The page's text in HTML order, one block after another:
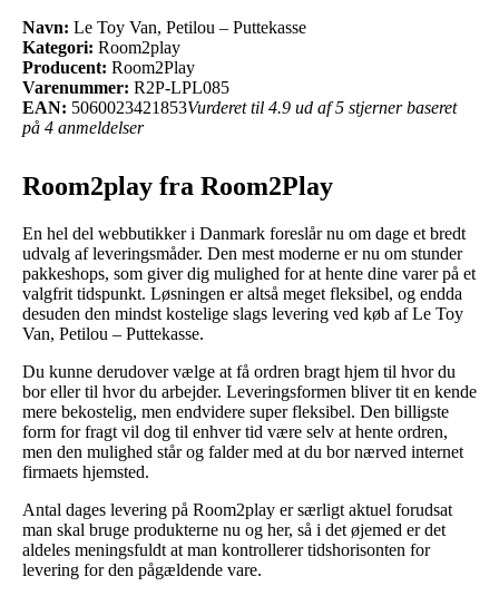
Navn: Le Toy Van, Petilou – Puttekasse
Kategori: Room2play
Producent: Room2Play
Varenummer: R2P-LPL085
EAN: 5060023421853Vurderet til 4.9 ud af 5 stjerner baseret
på 4 anmeldelser
Room2play fra Room2Play
En hel del webbutikker i Danmark foreslår nu om dage et bredt
udvalg af leveringsmåder. Den mest moderne er nu om stunder
pakkeshops, som giver dig mulighed for at hente dine varer på et
valgfrit tidspunkt. Løsningen er altså meget fleksibel, og endda
desuden den mindst kostelige slags levering ved køb af Le Toy
Van, Petilou – Puttekasse.
Du kunne derudover vælge at få ordren bragt hjem til hvor du
bor eller til hvor du arbejder. Leveringsformen bliver tit en kende
mere bekostelig, men endvidere super fleksibel. Den billigste
form for fragt vil dog til enhver tid være selv at hente ordren,
men den mulighed står og falder med at du bor nærved internet
firmaets hjemsted.
Antal dages levering på Room2play er særligt aktuel forudsat
man skal bruge produkterne nu og her, så i det øjemed er det
aldeles meningsfuldt at man kontrollerer tidshorisonten for
levering for den pågældende vare.